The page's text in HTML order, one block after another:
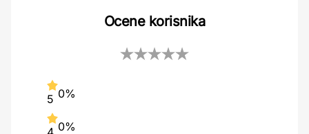
Ocene korisnika
5 0%
0%